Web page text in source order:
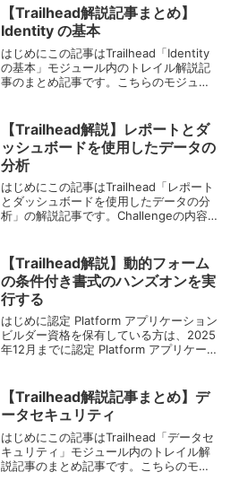
OpenID C...
【Trailhead解説記事まとめ】
Identity の基本
はじめにこの記事はTrailhead「Identity
の基本」モジュール内のトレイル解説記
事のまとめ記事です。こちらのモジュー
おります。獲得可能ポイントは300ポ
イ...
【Trailhead解説】レポートとダ
ッシュボードを使用したデータの
分析
はじめにこの記事はTrailhead「レポート
とダッシュボードを使用したデータの分
析」の解説記事です。Challengeの内容
能。解答：C⇒ダッシュボードにはスナ
ッ...
【Trailhead解説】動的フォーム
の条件付き書式のハンズオンを実
行する
はじめに認定 Platform アプリケーション
ビルダー資格を保有している方は、2025
年12月までに認定 Platform アプリケーシ
ジをクリアする...
【Trailhead解説記事まとめ】デ
ータセキュリティ
はじめにこの記事はTrailhead「データセ
キュリティ」モジュール内のトレイル解
説記事のまとめ記事です。こちらのモジ